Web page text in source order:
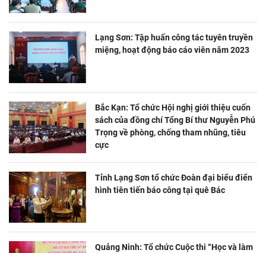
Lạng Sơn: Tập huấn công tác tuyên truyền
miệng, hoạt động báo cáo viên năm 2023
Bắc Kạn: Tổ chức Hội nghị giới thiệu cuốn
sách của đồng chí Tổng Bí thư Nguyễn Phú
Trọng về phòng, chống tham nhũng, tiêu
cực
Tỉnh Lạng Sơn tổ chức Đoàn đại biểu điển
hình tiên tiến báo công tại quê Bác
Quảng Ninh: Tổ chức Cuộc thi “Học và làm